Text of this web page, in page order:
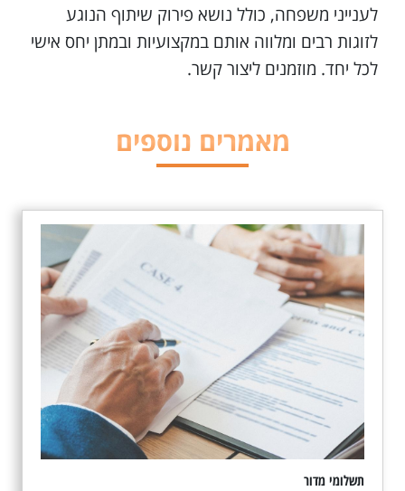
לענייני משפחה, כולל נושא פירוק שיתוף הנוגע
לזוגות רבים ומלווה אותם במקצועיות ובמתן יחס אישי
לכל יחד. מוזמנים ליצור קשר.
מאמרים נוספים
תשלומי מדור